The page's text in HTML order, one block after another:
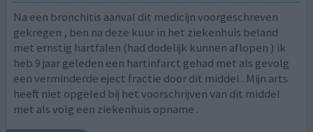
Na een bronchitis aanval dit medicijn voorgeschreven
gekregen , ben na deze kuur in het ziekenhuis beland
met ernstig hartfalen (had dodelijk kunnen aflopen ) ik
heb 9 jaar geleden een hartinfarct gehad met als gevolg
een verminderde eject fractie door dit middel . Mijn arts
heeft niet opgeled bij het voorschrijven van dit middel
met als volg een ziekenhuis opname .